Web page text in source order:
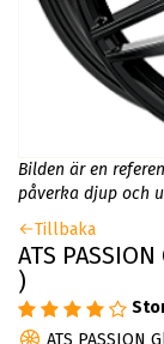
Bilden är en
påverka djup och
Tillbaka
ATS
)